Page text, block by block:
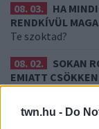
twn.hu - Do
08. 03.
HA
RENDKÍVÜL
Te szoktad?
08. 02.
SOKAN
EMIATT
Érdemes
08. 01.
EGYRE